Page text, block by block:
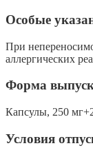
Особые
При
аллергических
Форма
Капсулы, 250
Условия